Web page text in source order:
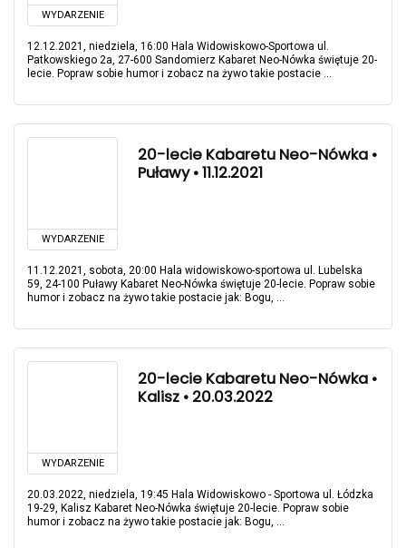
WYDARZENIE
12.12.2021, niedziela, 16:00 Hala Widowiskowo-Sportowa ul.
Patkowskiego 2a, 27-600 Sandomierz Kabaret Neo-Nówka świętuje 20-
lecie. Popraw sobie humor i zobacz na żywo takie postacie ...
WYDARZENIE
20-lecie Kabaretu Neo-Nówka •
Puławy • 11.12.2021
11.12.2021, sobota, 20:00 Hala widowiskowo-sportowa ul. Lubelska
59, 24-100 Puławy Kabaret Neo-Nówka świętuje 20-lecie. Popraw sobie
humor i zobacz na żywo takie postacie jak: Bogu, ...
WYDARZENIE
20-lecie Kabaretu Neo-Nówka •
Kalisz • 20.03.2022
20.03.2022, niedziela, 19:45 Hala Widowiskowo - Sportowa ul. Łódzka
19-29, Kalisz Kabaret Neo-Nówka świętuje 20-lecie. Popraw sobie
humor i zobacz na żywo takie postacie jak: Bogu, ...